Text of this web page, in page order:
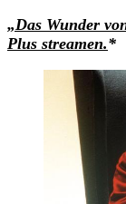
„Das Wunder
Plus streamen.*